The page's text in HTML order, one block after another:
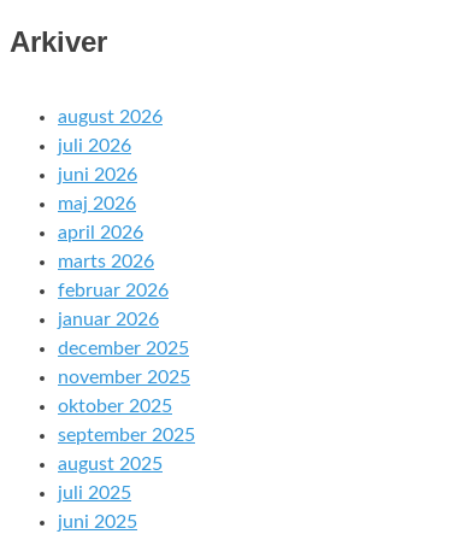
Arkiver
august 2026
juli 2026
juni 2026
maj 2026
april 2026
marts 2026
februar 2026
januar 2026
december 2025
november 2025
oktober 2025
september 2025
august 2025
juli 2025
juni 2025